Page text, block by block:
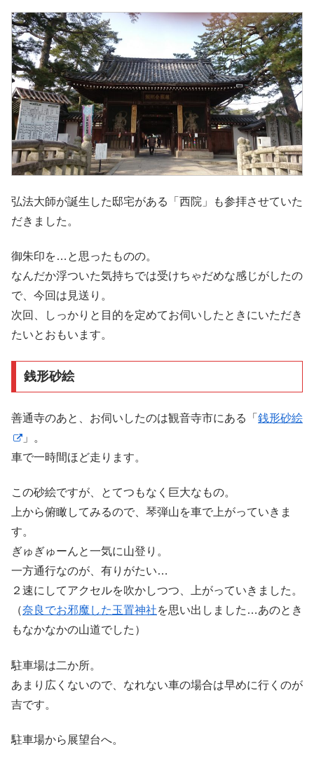
弘法大師が誕生した邸宅がある「西院」も参拝させていた
だきました。
御朱印を…と思ったものの。
なんだか浮ついた気持ちでは受けちゃだめな感じがしたの
で、今回は見送り。
次回、しっかりと目的を定めてお伺いしたときにいただき
たいとおもいます。
銭形砂絵
善通寺のあと、お伺いしたのは観音寺市にある「 銭形砂絵
」。
車で一時間ほど走ります。
この砂絵ですが、とてつもなく巨大なもの。
上から俯瞰してみるので、琴弾山を車で上がっていきま
す。
ぎゅぎゅーんと一気に山登り。
一方通行なのが、有りがたい…
２速にしてアクセルを吹かしつつ、上がっていきました。
（奈良でお邪魔した玉置神社を思い出しました…あのとき
もなかなかの山道でした）
駐車場は二か所。
あまり広くないので、なれない車の場合は早めに行くのが
吉です。
駐車場から展望台へ。